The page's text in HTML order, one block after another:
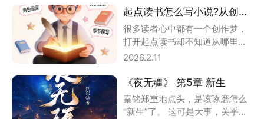
起点读书怎么写小说?从创建作品到签约的全流程解析
2026.2.11
很多读者心中都有一个创作梦，
打开起点读书却不知道从哪里下
笔。 起点读书怎么写小说 是小编
《夜无疆》 第5章 新生
秦铭郑重地点头，是该琢磨怎么
“新生”了。 这可是大事，关乎着